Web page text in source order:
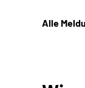
Alle